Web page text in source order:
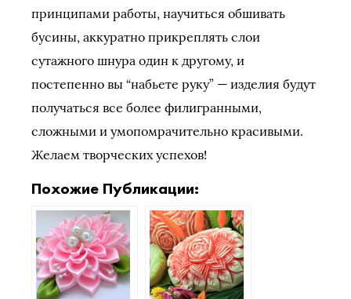
принципами работы, научиться обшивать
бусины, аккуратно прикреплять слои
сутажного шнура один к другому, и
постепенно вы “набьете руку” — изделия будут
получаться все более филигранными,
сложными и умопомрачительно красивыми.
Желаем творческих успехов!
Похожие Публикации: